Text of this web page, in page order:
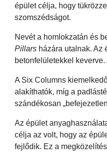
épület célja, hogy
szomszédságot.
Nevét a homlokzatán és
Pillars házára utalnak. Az
betonfelületekkel
A Six Columns
alakíthatók, míg a
szándékosan
Az épület
célja az volt, hogy az
fejlődik. Ez a